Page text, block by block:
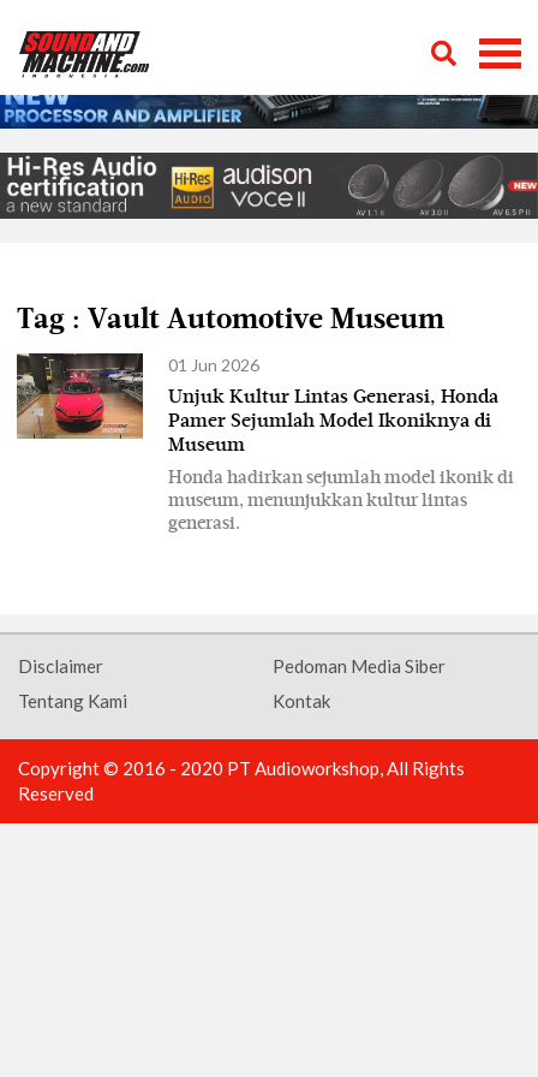
Tag : Vault Automotive Museum
01 Jun 2026
Unjuk Kultur Lintas Generasi, Honda
Pamer Sejumlah Model Ikoniknya di
Museum
Honda hadirkan sejumlah model ikonik di
museum, menunjukkan kultur lintas
generasi.
Disclaimer
Tentang Kami
Pedoman Media Siber
Kontak
Copyright © 2016 - 2020 PT Audioworkshop, All Rights
Reserved